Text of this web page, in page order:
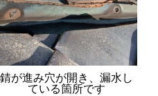
錆が進み穴が開き、漏水し
ている箇所です